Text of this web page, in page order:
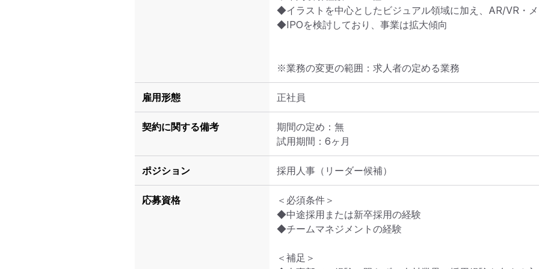
◆イラストを中心としたビジュアル領域に加え、AR/VR・
◆IPOを検討しており、事業は拡大傾向
※業務の変更の範囲：求人者の定める業務
雇用形態 正社員
契約に関する備考
期間の定め：無
試用期間：6ヶ月
ポジション 採用人事（リーダー候補）
応募資格
＜必須条件＞
◆中途採用または新卒採用の経験
◆チームマネジメントの経験
＜補足＞